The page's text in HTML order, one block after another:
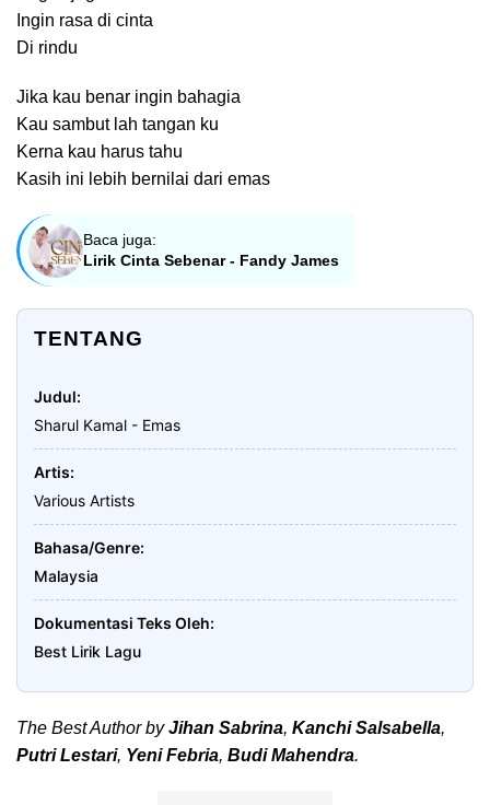
Ingin rasa di cinta
Di rindu
Jika kau benar ingin bahagia
Kau sambut lah tangan ku
Kerna kau harus tahu
Kasih ini lebih bernilai dari emas
Baca juga:
Lirik Cinta Sebenar - Fandy James
TENTANG
Judul
Sharul Kamal - Emas
Artis
Various Artists
Bahasa/Genre
Malaysia
Dokumentasi Teks Oleh
Best Lirik Lagu
The Best Author byJihan Sabrina, Kanchi Salsabella,
Putri Lestari, Yeni Febria, Budi Mahendra.